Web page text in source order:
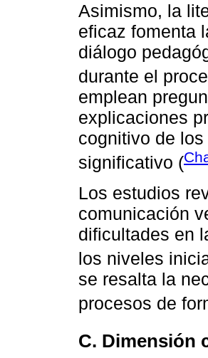
Asimismo, la
eficaz fomenta
diálogo
durante el
emplean
explicaciones
cognitivo de
significativo (
Los estudios
comunicación
dificultades en
los niveles
se resalta la
procesos de
C. Dimensión